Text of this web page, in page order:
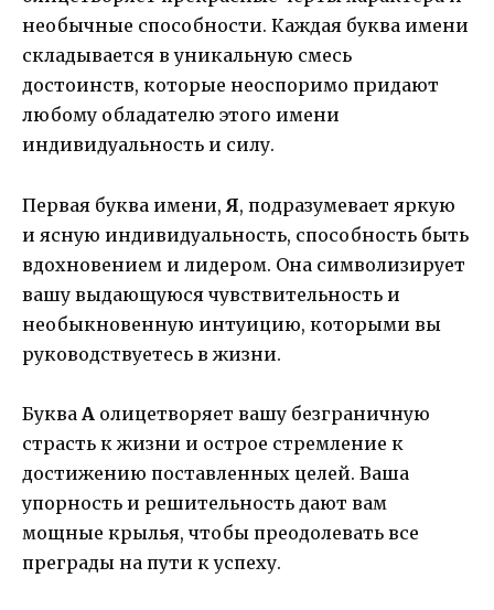
необычные способности. Каждая буква имени
складывается в уникальную смесь
достоинств, которые неоспоримо придают
любому обладателю этого имени
индивидуальность и силу.
Первая буква имени, Я, подразумевает яркую
и ясную индивидуальность, способность быть
вдохновением и лидером. Она символизирует
вашу выдающуюся чувствительность и
необыкновенную интуицию, которыми вы
руководствуетесь в жизни.
Буква А олицетворяет вашу безграничную
страсть к жизни и острое стремление к
достижению поставленных целей. Ваша
упорность и решительность дают вам
мощные крылья, чтобы преодолевать все
преграды на пути к успеху.